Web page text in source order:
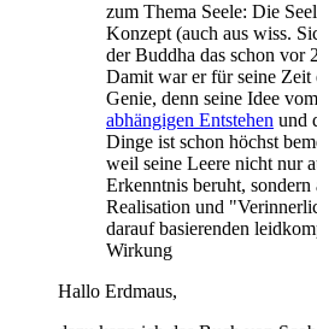
zum Thema Seele: Die
Konzept (auch aus wiss.
der Buddha das schon vor
Damit war er für seine Zeit
Genie, denn seine Idee
abhängigen Entstehen und
Dinge ist schon höchst
weil seine Leere nicht nur
Erkenntnis beruht, sondern
Realisation und
darauf basierenden
Wirkung
Hallo Erdmaus,